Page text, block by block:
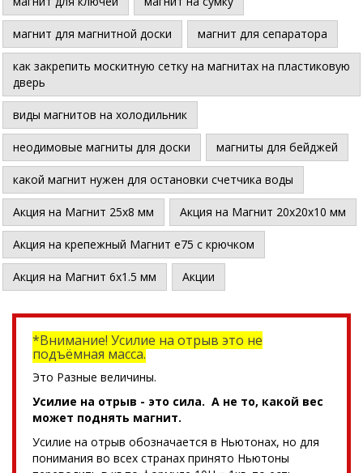
магнит для магнитной доски магнит для сепаратора
как закрепить москитную сетку на магнитах на пластиковую
дверь
виды магнитов на холодильник
неодимовые магниты для доски магниты для бейджей
какой магнит нужен для остановки счетчика воды
Акция на Магнит 25х8 мм Акция на Магнит 20х20х10 мм
Акция на крепежный Магнит е75 с крючком
Акция на Магнит 6х1.5 мм Акции
*Внимание! Усилие на отрыв это не
подъёмная масса.
Это Разные величины.
Усилие на отрыв - это сила. А не то, какой вес
может поднять магнит.
Усилие на отрыв обозначается в Ньютонах, но для
понимания во всех странах принято Ньютоны